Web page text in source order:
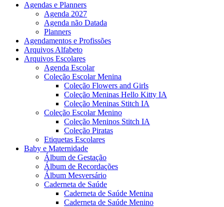
Agendas e Planners
Agenda 2027
Agenda não Datada
Planners
Agendamentos e Profissões
Arquivos Alfabeto
Arquivos Escolares
Agenda Escolar
Coleção Escolar Menina
Coleção Flowers and Girls
Coleção Meninas Hello Kitty IA
Coleção Meninas Stitch IA
Coleção Escolar Menino
Coleção Meninos Stitch IA
Coleção Piratas
Etiquetas Escolares
Baby e Maternidade
Álbum de Gestação
Álbum de Recordações
Álbum Mesversário
Caderneta de Saúde
Caderneta de Saúde Menina
Caderneta de Saúde Menino